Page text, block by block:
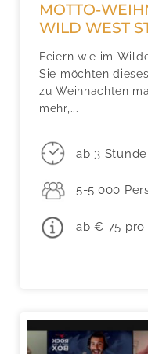
MOTTO-
WILD WEST
Feiern wie im
Sie möchten
zu Weihnachten
mehr,...
ab 3
5-5.000
ab € 75 pro